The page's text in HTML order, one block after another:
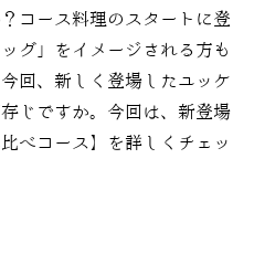
コース料理のスタートに登
グ」をイメージされる方も
回、新しく登場したユッケ
じですか。今回は、新登場
べコース】を詳しくチェッ